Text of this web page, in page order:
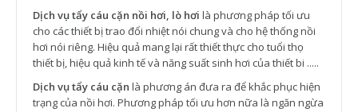
Dịch vụ tẩy cáu cặn nồi hơi, lò hơi là phương pháp tối ưu
cho các thiết bị trao đổi nhiệt nói chung và cho hệ thống nồi
hơi nói riêng. Hiệu quả mang lại rất thiết thực cho tuổi thọ
thiết bị, hiệu quả kinh tế và năng suất sinh hơi của thiết bi .....
Dịch vụ tẩy cáu cặn là phương án đưa ra để khắc phục hiện
trạng của nồi hơi. Phương pháp tối ưu hơn nữa là ngăn ngừa